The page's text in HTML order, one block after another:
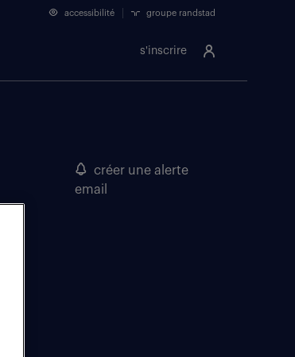
s'inscrire
accessibilité groupe randstad
créer une alerte
email